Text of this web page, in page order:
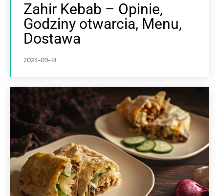
Zahir Kebab – Opinie,
Godziny otwarcia, Menu,
Dostawa
2024-09-14